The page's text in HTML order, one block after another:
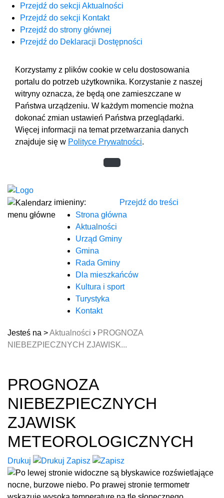
Przejdź do sekcji Aktualności
Przejdź do sekcji Kontakt
Przejdź do strony głównej
Przejdź do Deklaracji Dostępności
Korzystamy z plików cookie w celu dostosowania
portalu do potrzeb użytkownika. Korzystanie z naszej
witryny oznacza, że będą one zamieszczane w
Państwa urządzeniu. W każdym momencie można
dokonać zmian ustawień Państwa przeglądarki.
Więcej informacji na temat przetwarzania danych
znajduje się w Polityce Prywatności.
imieniny:
Przejdź do treści
menu główne
Strona główna
Aktualności
Urząd Gminy
Gmina
Rada Gminy
Dla mieszkańców
Kultura i sport
Turystyka
Kontakt
Jesteś na >Aktualności › PROGNOZA
NIEBEZPIECZNYCH ZJAWISK...
PROGNOZA
NIEBEZPIECZNYCH
ZJAWISK
METEOROLOGICZNYCH
Drukuj Zapisz